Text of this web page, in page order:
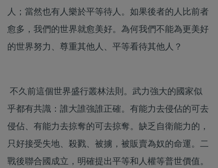
人；當然也有人樂於平等待人。如果後者的人比前者
愈多，我們的世界就愈美好。為何我們不能為更美好
的世界努力、尊重其他人、平等看待其他人？
不久前這個世界盛行叢林法則。武力強大的國家似
乎都有共識：誰大誰強誰正確。有能力去侵佔的可去
侵佔、有能力去掠奪的可去掠奪。缺乏自衛能力的，
只好接受失地、殺戮、被擄，被販賣為奴的命運。二
戰後聯合國成立，明確提出平等和人權等普世價值。